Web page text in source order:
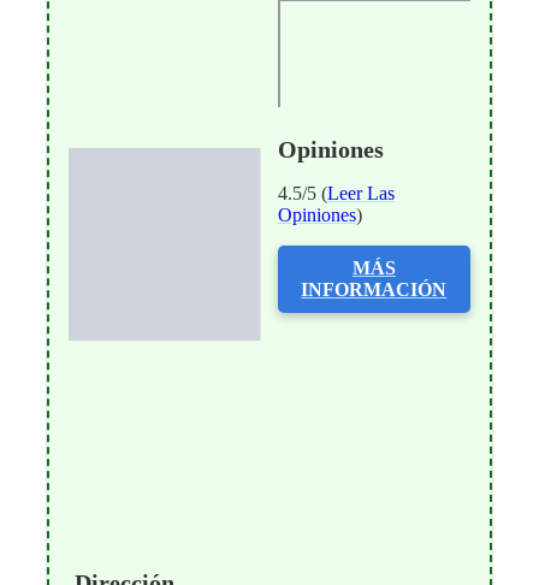
Opiniones
4.5/5 (Leer Las
Opiniones)
MÁS
INFORMACIÓN